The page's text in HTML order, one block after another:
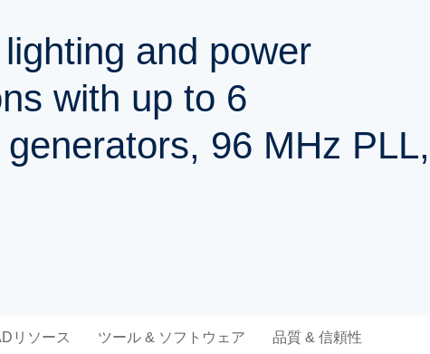
and power
with up to 6
96 MHz PLL,
リソース ツール & ソフトウェア 品質 & 信頼性